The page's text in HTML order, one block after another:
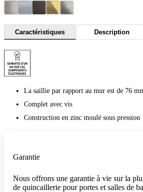
Caractéristiques Description
La saillie par rapport au mur est de 76
Complet avec vis
Construction en zinc moulé sous pression
Garantie
Nous offrons une garantie à vie sur la
de quincaillerie pour portes et salles de